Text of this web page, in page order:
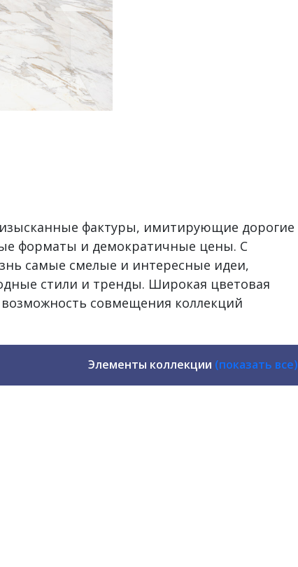
фактуры, имитирующие дорогие
форматы и демократичные цены. С
самые смелые и интересные идеи,
стили и тренды. Широкая цветовая
совмещения коллекций
Элементы коллекции (показать все)